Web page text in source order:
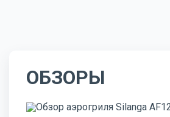
ОБЗОРЫ